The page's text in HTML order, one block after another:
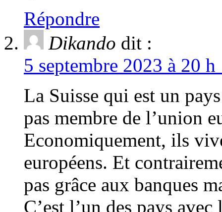
Répondre
Dikando dit :
5 septembre 2023 à 20
La Suisse qui est un
pas membre de l’union
Economiquement, ils
européens. Et
pas grâce aux banques
C’est l’un des pays